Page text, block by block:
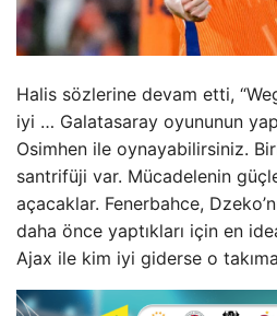
Halis sözlerine devam etti,
iyi … Galatasaray oyununun
Osimhen ile oynayabilirsiniz.
santrifüji var. Mücadelenin
açacaklar. Fenerbahce,
daha önce yaptıkları için en
Ajax ile kim iyi giderse o